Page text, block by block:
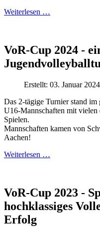
Weiterlesen …
VoR-Cup 2024 -
Erstellt: 03. Januar 2024
Das 2-tägige Turnier stand
U16-Mannschaften mit vielen
Spielen.
Mannschaften kamen von
Aachen!
Weiterlesen …
VoR-Cup 2023 -
hochklassiges
Erfolg